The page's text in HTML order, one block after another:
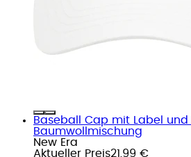
Baseball Cap mit Label und
Baumwollmischung
New Era
Aktueller Preis21,99 €